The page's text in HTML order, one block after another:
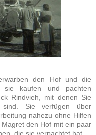
den Hof und die
sie kaufen und pachten
Rindvieh, mit denen Sie
sind. Sie verfügen über
nahezu ohne Hilfen
den Hof mit ein paar
die sie verpachtet hat.